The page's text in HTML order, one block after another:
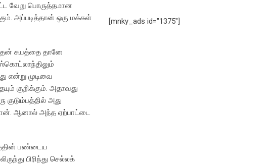
வேறு பொருத்தமான
அப்படித்தான் ஒரு மக்கள்
தன் சுயத்தை தானே
என்று முடிவை
குறிக்கும். அதாவது
குடும்பத்தில் அது
ஆனால் அந்த ஏற்பாட்டை
பண்டைய
பிரிந்து செல்லக்
[mnky_ads id="1375"]